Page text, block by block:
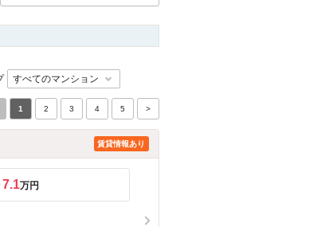
1 2 3 4 5 >
賃貸情報あり
7.1万円